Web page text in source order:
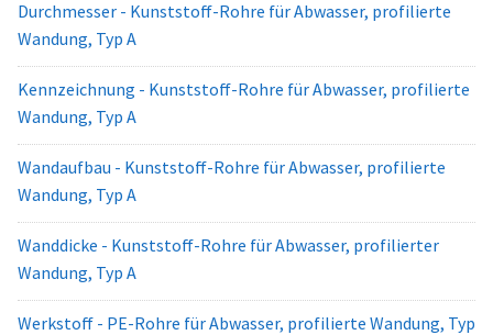
Durchmesser - Kunststoff-Rohre für Abwasser, profilierte
Wandung, Typ A
Kennzeichnung - Kunststoff-Rohre für Abwasser, profilierte
Wandung, Typ A
Wandaufbau - Kunststoff-Rohre für Abwasser, profilierte
Wandung, Typ A
Wanddicke - Kunststoff-Rohre für Abwasser, profilierter
Wandung, Typ A
Werkstoff - PE-Rohre für Abwasser, profilierte Wandung, Typ